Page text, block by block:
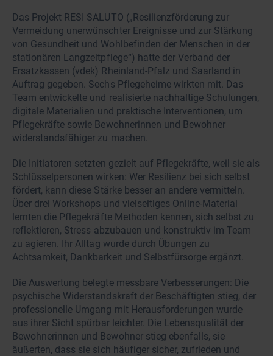
Das Projekt RESI SALUTO („Resilienzförderung zur
Vermeidung unerwünschter Ereignisse und zur Stärkung
von Gesundheit und Wohlbefinden der Menschen in der
stationären Langzeitpflege“) hatte der Verband der
Ersatzkassen (vdek) Rheinland-Pfalz und Saarland in
Auftrag gegeben. Sechs Pflegeheime wirkten mit. Das
Team entwickelte und realisierte nachhaltige Schulungen,
digitale Materialien und praktische Interventionen, um
Pflegekräfte sowie Bewohnerinnen und Bewohner
widerstandsfähiger zu machen.
Die Initiatoren setzten gezielt auf Pflegekräfte, weil sie als
Schlüsselpersonen wirken: Wer Resilienz bei sich selbst
fördert, kann diese Stärke besser an andere vermitteln.
Über drei Workshops und vielseitiges Online-Material
lernten die Pflegekräfte Methoden kennen, sich selbst zu
reflektieren, Stress abzubauen und konstruktiv im Team
zu agieren. Ihr Alltag wurde durch Übungen zu
Achtsamkeit, Dankbarkeit und Selbstfürsorge ergänzt.
Die Auswertung belegte messbare Verbesserungen: Die
psychische Widerstandskraft der Beschäftigten stieg, der
professionelle Umgang mit Herausforderungen wurde
aus ihrer Sicht spürbar leichter. Die Lebensqualität der
Bewohnerinnen und Bewohner stieg ebenfalls, sie
äußerten, dass sie sich häufiger sicher, zufrieden und